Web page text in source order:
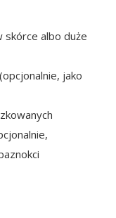
skórce albo duże
jako